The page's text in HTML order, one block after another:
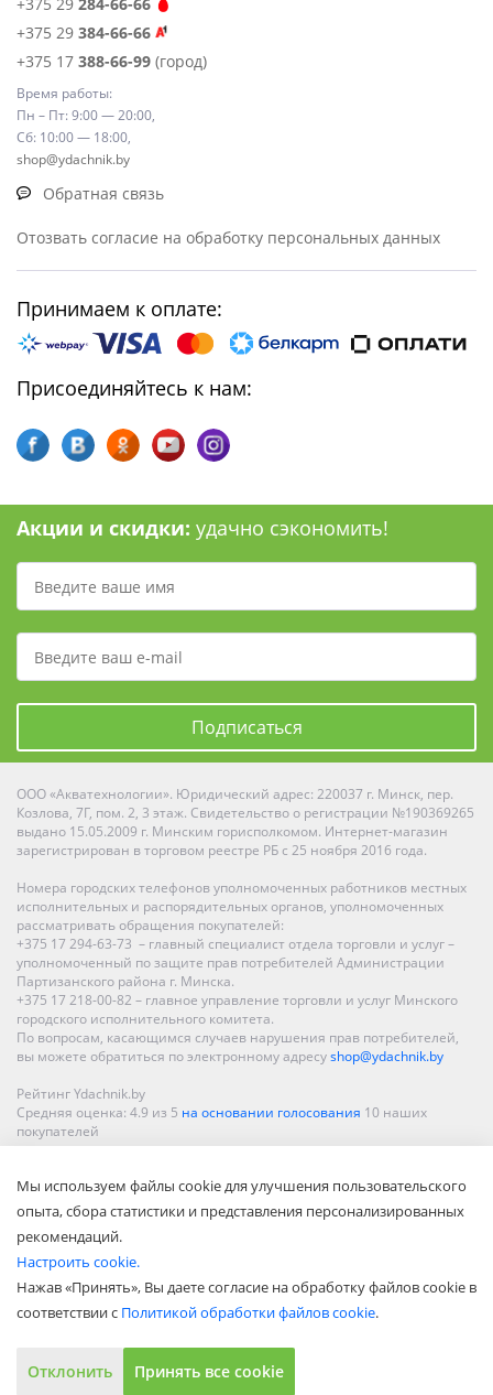
+375 29 384-66-66
+375 17 388-66-99 (город)
Время работы:
Пн – Пт: 9:00 — 20:00,
Сб: 10:00 — 18:00,
shop@ydachnik.by
Обратная связь
Отозвать согласие на обработку персональных данных
Принимаем к оплате:
Присоединяйтесь к нам:
Акции и скидки: удачно сэкономить!
Подписаться
ООО «Акватехнологии». Юридический адрес: 220037 г. Минск, пер.
Козлова, 7Г, пом. 2, 3 этаж. Свидетельство о регистрации №190369265
выдано 15.05.2009 г. Минским горисполкомом. Интернет-магазин
зарегистрирован в торговом реестре РБ с 25 ноября 2016 года.
Номера городских телефонов уполномоченных работников местных
исполнительных и распорядительных органов, уполномоченных
рассматривать обращения покупателей:
+375 17 294-63-73 – главный специалист отдела торговли и услуг –
уполномоченный по защите прав потребителей Администрации
Партизанского района г. Минска.
+375 17 218-00-82 – главное управление торговли и услуг Минского
городского исполнительного комитета.
По вопросам, касающимся случаев нарушения прав потребителей,
вы можете обратиться по электронному адресуshop@ydachnik.by
Рейтинг Ydachnik.by
Средняя оценка: 4.9 из 5 на основании голосования 10 наших
покупателей
Гродно, Могилеве, Бобруйске, Барановичах, Молодечно,
Новополоцке, Пинске, Солигорске. При заказе в интернет-магазине
доставка осуществляется по всей Беларуси.
Показать полную версию
Мы используем файлы cookie для улучшения пользовательского
опыта, сбора статистики и представления персонализированных
рекомендаций.
Настроить cookie.
Нажав «Принять», Вы даете согласие на обработку файлов cookie в
соответствии с Политикой обработки файлов cookie.
Отклонить Принять все cookie